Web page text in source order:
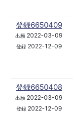
登録6650409
出願 2022-03-09
登録2022-12-09
登録6650408
出願 2022-03-09
登録2022-12-09